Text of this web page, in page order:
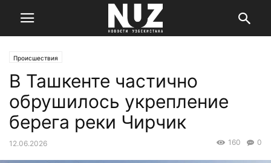
Происшествия
В Ташкенте частично
обрушилось укрепление
берега реки Чирчик
12.06.2026 0
160